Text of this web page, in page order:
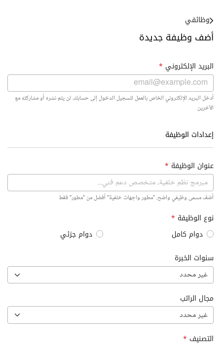
أضف وظيفة جديدة
وظائفي
البريد الإلكتروني *
أدخل البريد الإلكتروني الخاص بالعمل لتسجيل الدخول إلى حسابك. لن يتم نشره أو مشاركته مع
الآخرين
إعدادات الوظيفة
عنوان الوظيفة *
أضف مسمى وظيفي واضح. "مطور واجهات خلفية" أفضل من "مطور" فقط
نوع الوظيفة *
دوام كامل
دوام جزئي
سنوات الخبرة
غير محدد
مجال الراتب
غير محدد
التصنيف *